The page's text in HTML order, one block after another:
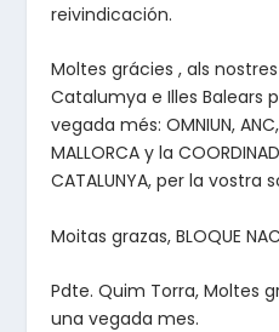
reivindicación.
Moltes grácies , als
Catalumya e Illes Balears
vegada més: OMNIUN, ANC,
MALLORCA y la
CATALUNYA, per la vostra
Moitas grazas, BLOQUE
Pdte. Quim Torra, Moltes
una vegada mes.